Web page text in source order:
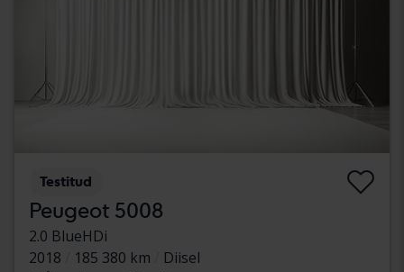
Testitud
Peugeot 5008
2.0 BlueHDi
2018
185 380 km
Diisel